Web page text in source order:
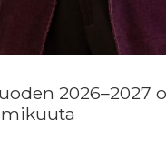
2026–2027